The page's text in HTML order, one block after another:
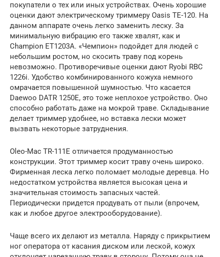
покупатели о тех или иных устройствах. Очень хорошие
оценки дают электрическому триммеру Oasis TE-120. На
данном аппарате очень легко заменить леску. За
минимальную вибрацию его также хвалят, как и
Champion ET1203A. «Чемпион» подойдет для людей с
небольшим ростом, но скосить траву под корень
невозможно. Противоречивые оценки дают Ryobi RBC
1226i. Удобство комбинированного кожуха немного
омрачается повышенной шумностью. Что касается
Daewoo DATR 1250E, это тоже неплохое устройство. Оно
способно работать даже на мокрой траве. Складывание
делает триммер удобнее, но вставка лески может
вызвать некоторые затруднения.
Oleo-Mac TR-111E отличается продуманностью
конструкции. Этот триммер косит траву очень широко.
Фирменная леска легко поломает молодые деревца. Но
недостатком устройства является высокая цена и
значительная стоимость запасных частей.
Периодически придется продувать от пыли (впрочем,
как и любое другое электрооборудование).
Чаще всего их делают из металла. Наряду с прикрытием
ног оператора от касания диском или леской, кожух